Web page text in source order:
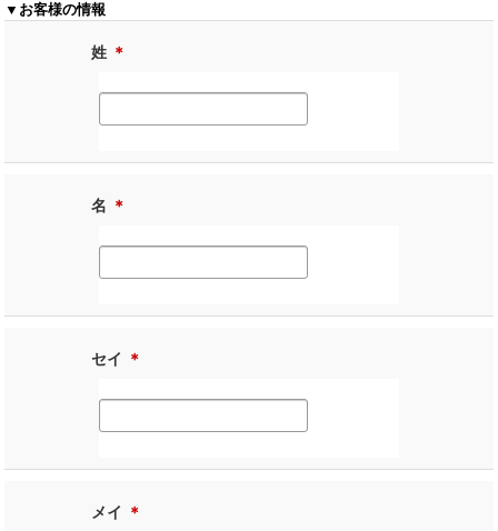
▼お客様の情報
姓 ＊
名 ＊
セイ ＊
メイ ＊